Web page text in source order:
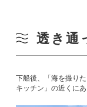
透き通
下船後、「海を撮り
キッチン」の近くにあ